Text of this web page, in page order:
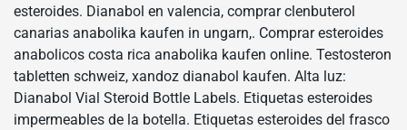
esteroides. Dianabol en valencia, comprar clenbuterol
canarias anabolika kaufen in ungarn,. Comprar esteroides
anabolicos costa rica anabolika kaufen online. Testosteron
tabletten schweiz, xandoz dianabol kaufen. Alta luz:
Dianabol Vial Steroid Bottle Labels. Etiquetas esteroides
impermeables de la botella. Etiquetas esteroides del frasco